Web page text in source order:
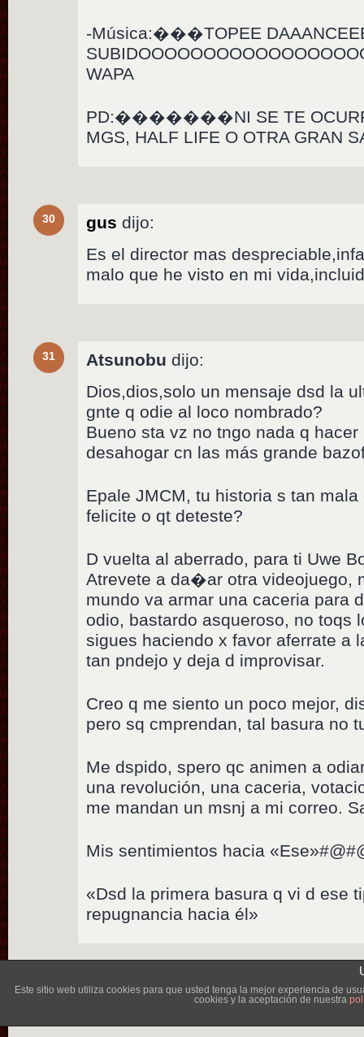
-Música:���TOPEE
WAPA
PD:�������NI SE TE
MGS, HALF LIFE O OTRA GRAN
30 gus dijo:
Es el director mas
malo que he visto en mi
31 Atsunobu dijo:
Dios,dios,solo un mensaje dsd la
gnte q odie al loco nombrado?
Bueno sta vz no tngo nada q
desahogar cn las más grande
Epale JMCM, tu historia s tan
felicite o qt deteste?
D vuelta al aberrado, para ti Uwe
Atrevete a da�ar otra videojuego,
mundo va armar una caceria para
odio, bastardo asqueroso, no toqs
sigues haciendo x favor aferrate a
tan pndejo y deja d improvisar.
Creo q me siento un poco mejor,
pero sq cmprendan, tal basura no
Me dspido, spero qc animen a
una revolución, una caceria,
me mandan un msnj a mi correo.
Mis sentimientos hacia
«Dsd la primera basura q vi d ese
repugnancia hacia él»
Este sitio web utiliza cookies para que usted tenga la mejor experiencia de
cookies y la aceptación de nuestra